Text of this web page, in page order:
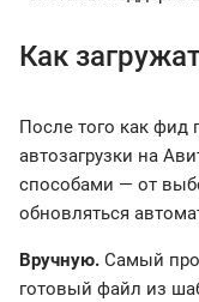
Как
После того как фид
автозагрузки на
способами — от
обновляться
Вручную. Самый
готовый файл из